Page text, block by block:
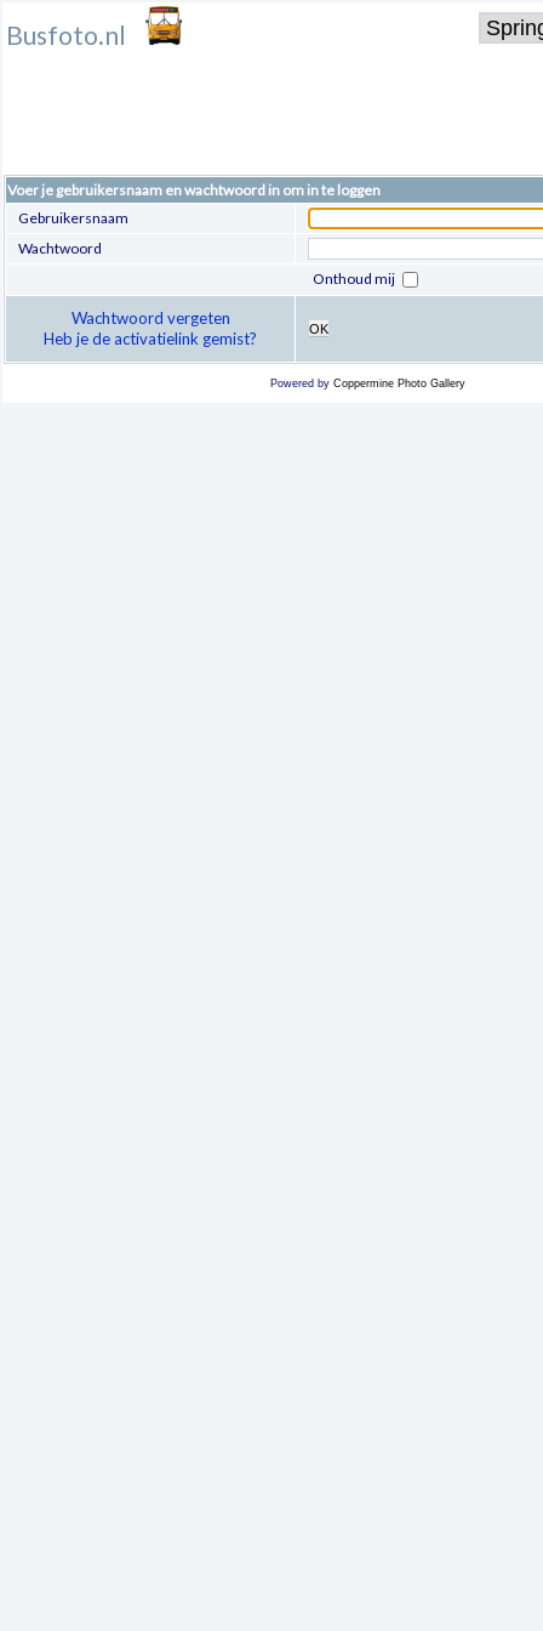
Busfoto.nl
Voer je gebruikersnaam en wachtwoord in om in te loggen
Gebruikersnaam
Wachtwoord
Onthoud mij
Wachtwoord vergeten
Heb je de activatielink gemist?
OK
Powered by Coppermine Photo Gallery